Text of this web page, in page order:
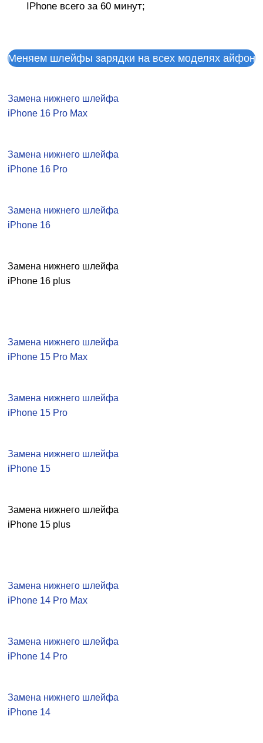
IPhone вceгo зa 60 минут;
Меняем шлейфы зарядки на всех моделях айфон
Замена нижнего шлейфа
iPhone 16 Pro Max
Замена нижнего шлейфа
iPhone 16 Pro
Замена нижнего шлейфа
iPhone 16
Замена нижнего шлейфа
iPhone 16 plus
Замена нижнего шлейфа
iPhone 15 Pro Max
Замена нижнего шлейфа
iPhone 15 Pro
Замена нижнего шлейфа
iPhone 15
Замена нижнего шлейфа
iPhone 15 plus
Замена нижнего шлейфа
iPhone 14 Pro Max
Замена нижнего шлейфа
iPhone 14 Pro
Замена нижнего шлейфа
iPhone 14